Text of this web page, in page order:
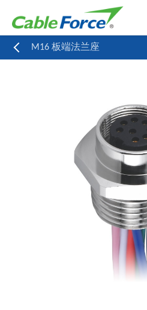
M16 板端法兰座